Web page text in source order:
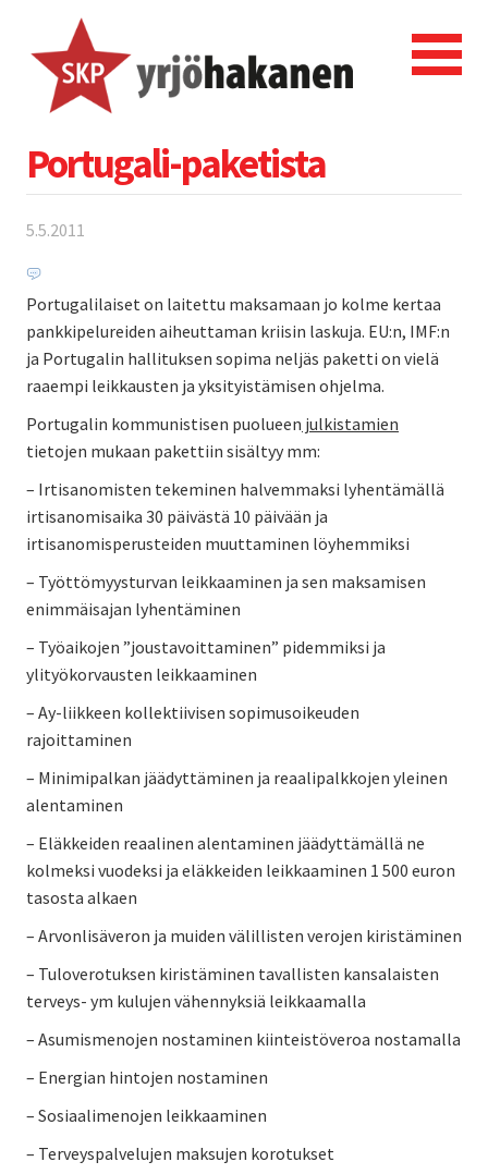
Portugali-paketista
5.5.2011
Portugalilaiset on laitettu maksamaan jo kolme kertaa
pankkipelureiden aiheuttaman kriisin laskuja. EU:n, IMF:n
ja Portugalin hallituksen sopima neljäs paketti on vielä
raaempi leikkausten ja yksityistämisen ohjelma.
Portugalin kommunistisen puolueen julkistamien
tietojen mukaan pakettiin sisältyy mm:
– Irtisanomisten tekeminen halvemmaksi lyhentämällä
irtisanomisaika 30 päivästä 10 päivään ja
irtisanomisperusteiden muuttaminen löyhemmiksi
– Työttömyysturvan leikkaaminen ja sen maksamisen
enimmäisajan lyhentäminen
– Työaikojen ”joustavoittaminen” pidemmiksi ja
ylityökorvausten leikkaaminen
– Ay-liikkeen kollektiivisen sopimusoikeuden
rajoittaminen
– Minimipalkan jäädyttäminen ja reaalipalkkojen yleinen
alentaminen
– Eläkkeiden reaalinen alentaminen jäädyttämällä ne
kolmeksi vuodeksi ja eläkkeiden leikkaaminen 1 500 euron
tasosta alkaen
– Arvonlisäveron ja muiden välillisten verojen kiristäminen
– Tuloverotuksen kiristäminen tavallisten kansalaisten
terveys- ym kulujen vähennyksiä leikkaamalla
– Asumismenojen nostaminen kiinteistöveroa nostamalla
– Energian hintojen nostaminen
– Sosiaalimenojen leikkaaminen
– Terveyspalvelujen maksujen korotukset